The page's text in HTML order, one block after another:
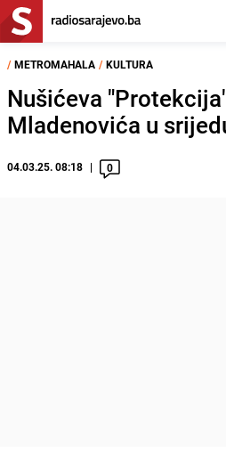
/ METROMAHALA / KULTURA
Nušićeva
Mladenovića u
04.03.25. 08:18 0